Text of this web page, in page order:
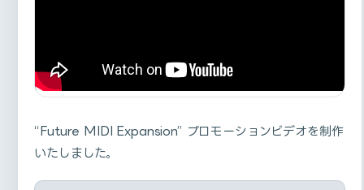
Settings Panel | 設定画面
Sound Producer : YUDAI IWATA(Invisible Designs
Music : ハンバート ハンバート
Advertising Agency : P.I.C.S. Co., Ltd.
Producer : Ryo Ikeda
CG Designer : Kenjiro Matsuoka (NANAME.INC) ,
Effectsスクリプトで実装・自動化。
Installation Artist : Yu Kato (Hakuhodo)
Planner : Yuta Okuyama (SIX)
Director : Daisuke Kobayashi
多摩美術大学 統合デザイン学科 オープンキャンパスで
の、デジタルサイネージコンテンツを制作しました。
Art Director : Mao ShimojoIcon Design : Ryoka
Director / Motion Graphics : Cumuloworks
“Future MIDI Expansion” プロモーションビデオを制作
いたしました。